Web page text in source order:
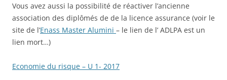
Vous avez aussi la possibilité de réactiver l’ancienne
association des diplômés de de la licence assurance (voir le
site de l’Enass Master Alumini – le lien de l’ ADLPA est un
lien mort…)
Economie du risque – U 1- 2017